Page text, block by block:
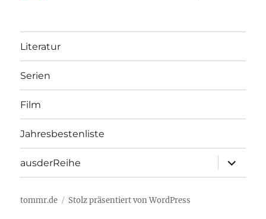
Literatur
Serien
Film
Jahresbestenliste
ausderReihe
öffnen
tommr.de Stolz präsentiert von WordPress